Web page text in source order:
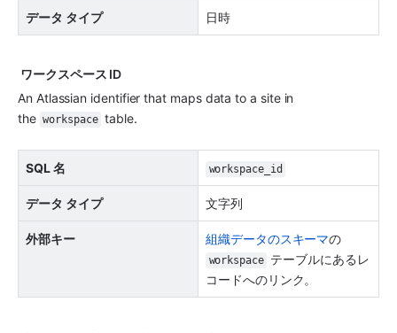
データ タイプ 日時
ワークスペース ID
An Atlassian identifier that maps data to a site in
the workspace table.
SQL 名 workspace_id
データ タイプ 文字列
外部キー 組織データのスキーマ
workspace テーブルにあるレ
コードへのリンク。